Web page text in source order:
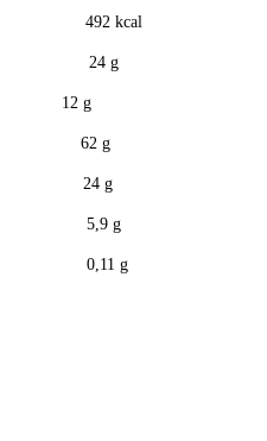
kcal
g
12 g
62 g
24 g
g
g